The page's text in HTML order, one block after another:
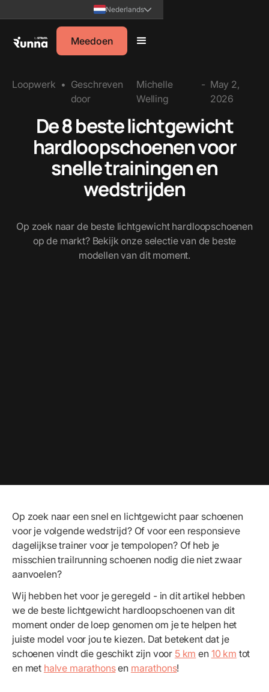
Nederlands
Meedoen
Loopwerk • Geschreven
door
Michelle
Welling
- May 2,
2026
De 8 beste lichtgewicht
hardloopschoenen voor
snelle trainingen en
wedstrijden
Op zoek naar de beste lichtgewicht hardloopschoenen
op de markt? Bekijk onze selectie van de beste
modellen van dit moment.
Op zoek naar een snel en lichtgewicht paar schoenen
voor je volgende wedstrijd? Of voor een responsieve
dagelijkse trainer voor je tempolopen? Of heb je
misschien trailrunning schoenen nodig die niet zwaar
aanvoelen?
Wij hebben het voor je geregeld - in dit artikel hebben
we de beste lichtgewicht hardloopschoenen van dit
moment onder de loep genomen om je te helpen het
juiste model voor jou te kiezen. Dat betekent dat je
schoenen vindt die geschikt zijn voor 5 km en 10 km tot
en met halve marathonsen marathons!